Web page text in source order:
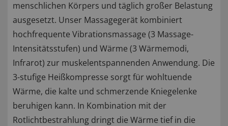
menschlichen Körpers und täglich großer Belastung
ausgesetzt. Unser Massagegerät kombiniert
hochfrequente Vibrationsmassage (3 Massage-
Intensitätsstufen) und Wärme (3 Wärmemodi,
Infrarot) zur muskelentspannenden Anwendung. Die
3-stufige Heißkompresse sorgt für wohltuende
Wärme, die kalte und schmerzende Kniegelenke
beruhigen kann. In Kombination mit der
Rotlichtbestrahlung dringt die Wärme tief in die